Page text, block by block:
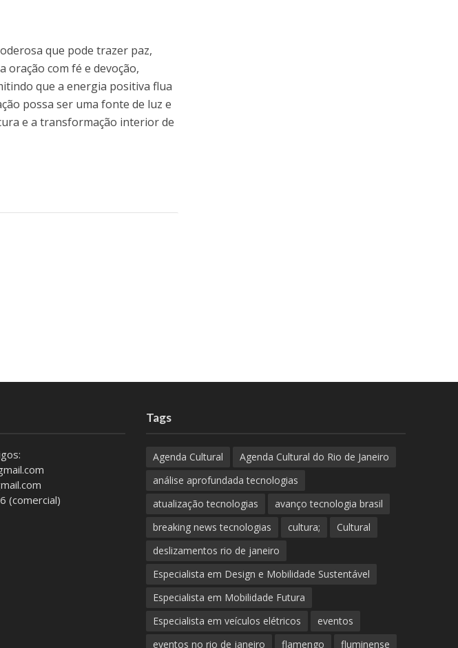
que pode trazer paz,
oração com fé e devoção,
que a energia positiva flua
possa ser uma fonte de luz e
e a transformação interior de
(comercial)
Tags
Agenda Cultural
Agenda Cultural do Rio de Janeiro
análise aprofundada tecnologias
atualização tecnologias
avanço tecnologia brasil
breaking news tecnologias
cultura;
Cultural
deslizamentos rio de janeiro
Especialista em Design e Mobilidade Sustentável
Especialista em Mobilidade Futura
Especialista em veículos elétricos
eventos
eventos no rio de janeiro
flamengo
fluminense